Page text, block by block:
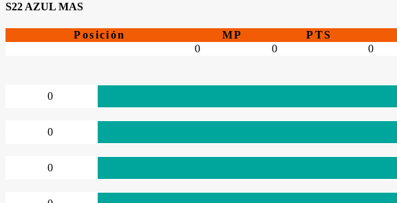
S22 AZUL MAS
Posición MP PTS
0
0 0
0
0
0